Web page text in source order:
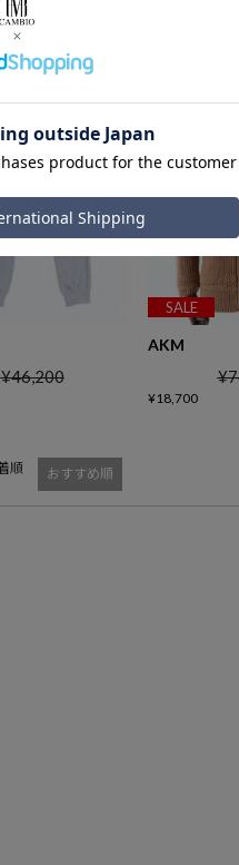
¥60,500
¥46,200
SALE
AKM
¥
¥18,700
順 おすすめ順